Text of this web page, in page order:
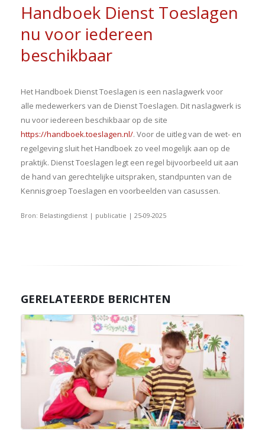
Handboek Dienst Toeslagen
nu voor iedereen
beschikbaar
Het Handboek Dienst Toeslagen is een naslagwerk voor
alle medewerkers van de Dienst Toeslagen. Dit naslagwerk is
nu voor iedereen beschikbaar op de site
https://handboek.toeslagen.nl/. Voor de uitleg van de wet- en
regelgeving sluit het Handboek zo veel mogelijk aan op de
praktijk. Dienst Toeslagen legt een regel bijvoorbeeld uit aan
de hand van gerechtelijke uitspraken, standpunten van de
Kennisgroep Toeslagen en voorbeelden van casussen.
Bron: Belastingdienst | publicatie | 25-09-2025
GERELATEERDE BERICHTEN